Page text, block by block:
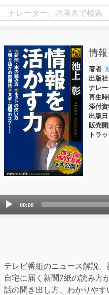
情
著者
出版社
ナレ
再生
添付
出版日
販売
トラ
Audio
00:00
テレビ番組のニュース解説
自宅に届く新聞7紙の読み方
話の聞き出し方、わかりやす